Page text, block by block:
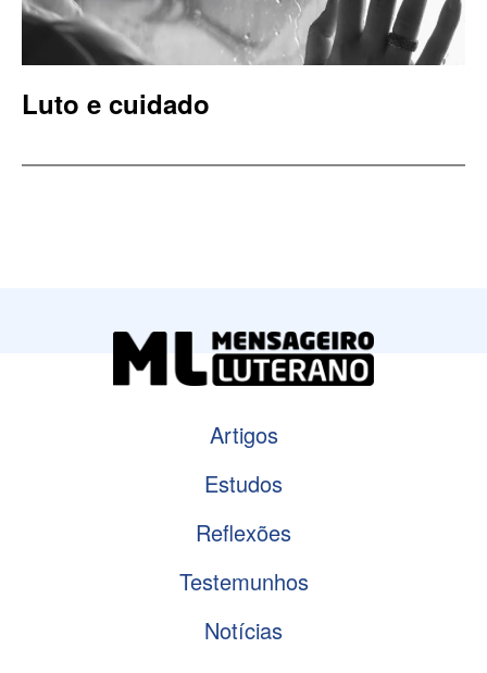
Luto e cuidado
Artigos
Estudos
Reflexões
Testemunhos
Notícias